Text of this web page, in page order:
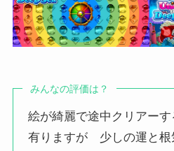
みんなの評価は？
絵が綺麗で途中クリアー
有りますが 少しの運と根